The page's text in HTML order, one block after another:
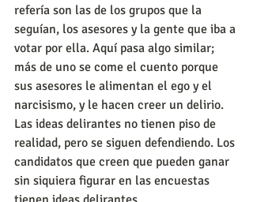
refería son las de los grupos que la
seguían, los asesores y la gente que iba a
votar por ella. Aquí pasa algo similar;
más de uno se come el cuento porque
sus asesores le alimentan el ego y el
narcisismo, y le hacen creer un delirio.
Las ideas delirantes no tienen piso de
realidad, pero se siguen defendiendo. Los
candidatos que creen que pueden ganar
sin siquiera figurar en las encuestas